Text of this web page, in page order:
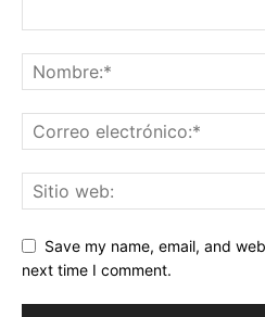
Save my name, email, and
next time I comment.